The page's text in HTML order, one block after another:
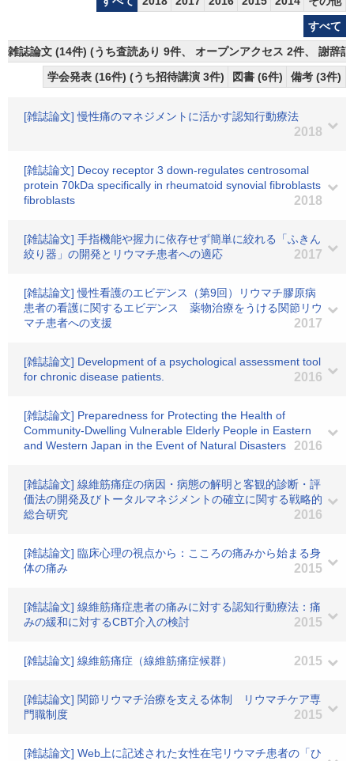
すべて
雑誌論文 (14件) (うち査読あり 9件、 オープンアクセス 2件、 謝辞
学会発表 (16件) (うち招待講演 3件)
図書 (6件) 備考 (3件)
[雑誌論文] 慢性痛のマネジメントに活かす認知行動療法
2018
[雑誌論文] Decoy receptor 3 down-regulates centrosomal
protein 70kDa specifically in rheumatoid synovial fibroblasts
fibroblasts
2018
[雑誌論文] 手指機能や握力に依存せず簡単に絞れる「ふきん
絞り器」の開発とリウマチ患者への適応
2017
[雑誌論文] 慢性看護のエビデンス（第9回）リウマチ膠原病
患者の看護に関するエビデンス 薬物治療をうける関節リウ
マチ患者への支援
2017
[雑誌論文] Development of a psychological assessment tool
for chronic disease patients.
2016
[雑誌論文] Preparedness for Protecting the Health of
Community-Dwelling Vulnerable Elderly People in Eastern
and Western Japan in the Event of Natural Disasters
2016
[雑誌論文] 線維筋痛症の病因・病態の解明と客観的診断・評
価法の開発及びトータルマネジメントの確立に関する戦略的
総合研究
2016
[雑誌論文] 臨床心理の視点から：こころの痛みから始まる身
体の痛み
2015
[雑誌論文] 線維筋痛症患者の痛みに対する認知行動療法：痛
みの緩和に対するCBT介入の検討
2015
[雑誌論文] 線維筋痛症（線維筋痛症候群） 2015
[雑誌論文] 関節リウマチ治療を支える体制 リウマチケア専
門職制度
2015
[雑誌論文] Web上に記述された女性在宅リウマチ患者の「ひ